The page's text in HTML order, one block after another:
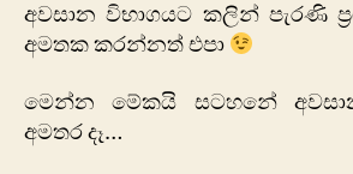
අවසාන විභාගයට කලින් පැරණි
අමතක කරන්නත් එපා
මෙන්න මේකයි සටහනේ
අමතර දෑ…